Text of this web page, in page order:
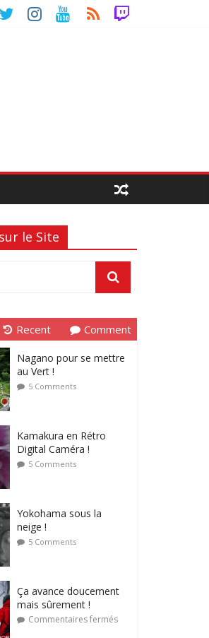
le Site
Recent Comment
Nagano pour se mettre
au Vert !
5 Comments
Kamakura en Rétro
Digital Caméra !
5 Comments
Yokohama sous la
neige !
5 Comments
Ça avance doucement
mais sûrement !
Commentaires fermés